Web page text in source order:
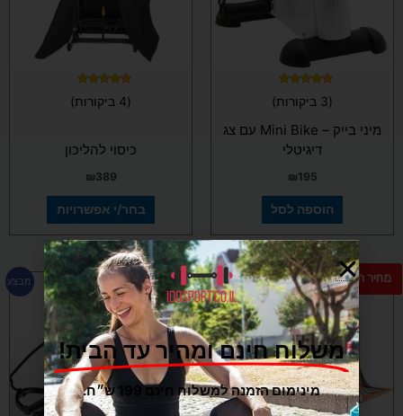
5.00
(3 ביקורות)
מיני בייק – Mini Bike עם צג
דיגיטלי
₪195
הוספה לסל
5.00
(4 ביקורות)
כיסוי להליכון
₪389
בחר/י אפשרויות
את
האפשרויות
בעמוד
המוצר
מחיר חם מבצע מחיר חם
המחיר
המקורי
היה:
₪320.
המחיר
הנוכחי
הוא:
₪280.
משלוח חינם ומהיר עד הבית!
מינימום הזמנה למשלוח חינם 199 ש״ח.